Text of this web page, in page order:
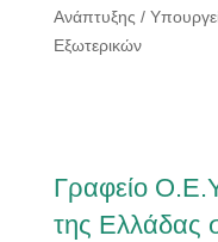
Ανάπτυξης /
Εξωτερικών
Γραφείο
της Ελλάδας